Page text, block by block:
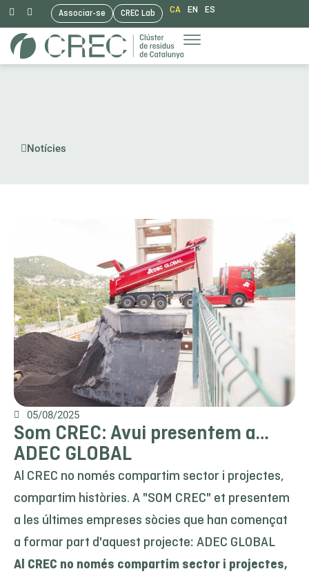
Vés
al
Associar-se CREC Lab CA EN ES
Notícies
05/08/2025
Som CREC: Avui presentem a…
ADEC GLOBAL
Al CREC no només compartim sector i projectes,
compartim històries. A "SOM CREC" et presentem
a les últimes empreses sòcies que han començat
a formar part d'aquest projecte: ADEC GLOBAL
Al CREC no només compartim sector i projectes,